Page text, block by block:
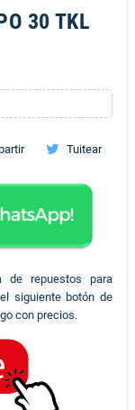
30 TKL
Tuitear
de repuestos para
siguiente botón de
con precios.